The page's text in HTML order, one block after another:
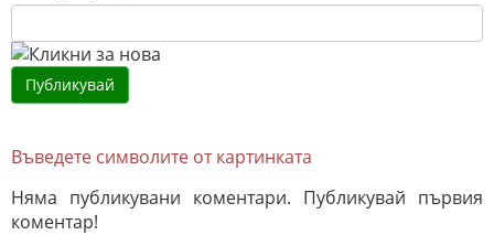
Въведете символите от картинката
Няма публикувани коментари. Публикувай първия
коментар!